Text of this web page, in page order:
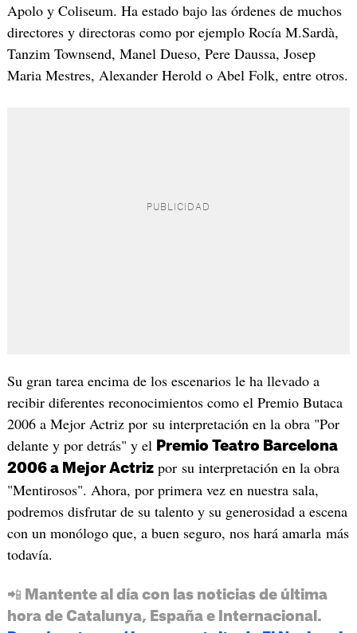
Apolo y Coliseum. Ha estado bajo las órdenes de muchos
directores y directoras como por ejemplo Rocía M.Sardà,
Tanzim Townsend, Manel Dueso, Pere Daussa, Josep
Maria Mestres, Alexander Herold o Abel Folk, entre otros.
Su gran tarea encima de los escenarios le ha llevado a
recibir diferentes reconocimientos como el Premio Butaca
2006 a Mejor Actriz por su interpretación en la obra "Por
delante y por detrás" y el Premio Teatro Barcelona
2006 a Mejor Actrizpor su interpretación en la obra
"Mentirosos". Ahora, por primera vez en nuestra sala,
podremos disfrutar de su talento y su generosidad a escena
con un monólogo que, a buen seguro, nos hará amarla más
todavía.
📲 Mantente al día con las noticias de última
hora de Catalunya, España e Internacional.